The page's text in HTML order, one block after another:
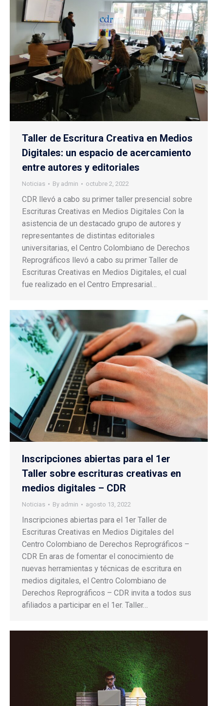
Taller de Escritura Creativa en Medios
Digitales: un espacio de acercamiento
entre autores y editoriales
Noticias By admin octubre 2, 2022
CDR llevó a cabo su primer taller presencial sobre
Escrituras Creativas en Medios Digitales Con la
asistencia de un destacado grupo de autores y
representantes de distintas editoriales
universitarias, el Centro Colombiano de Derechos
Reprográficos llevó a cabo su primer Taller de
Escrituras Creativas en Medios Digitales, el cual
fue realizado en el Centro Empresarial…
Inscripciones abiertas para el 1er
Taller sobre escrituras creativas en
medios digitales – CDR
Noticias By admin agosto 13, 2022
Inscripciones abiertas para el 1er Taller de
Escrituras Creativas en Medios Digitales del
Centro Colombiano de Derechos Reprográficos –
CDR En aras de fomentar el conocimiento de
nuevas herramientas y técnicas de escritura en
medios digitales, el Centro Colombiano de
Derechos Reprográficos – CDR invita a todos sus
afiliados a participar en el 1er. Taller…